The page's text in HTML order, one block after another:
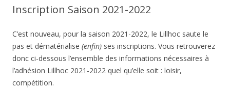
Inscription Saison 2021-2022
C’est nouveau, pour la saison 2021-2022, le Lillhoc saute le
pas et dématérialise (enfin) ses inscriptions. Vous retrouverez
donc ci-dessous l’ensemble des informations nécessaires à
l’adhésion Lillhoc 2021-2022 quel qu’elle soit : loisir,
compétition.